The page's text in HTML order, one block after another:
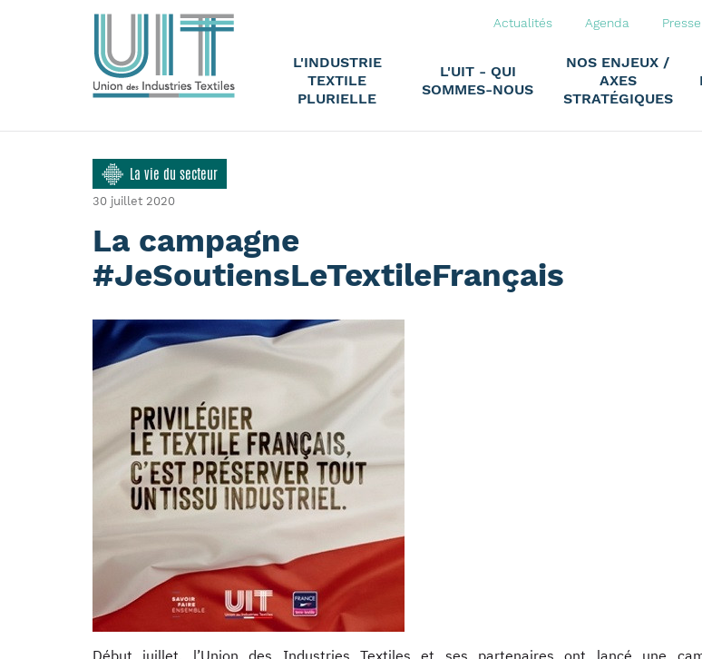
Actualités Agenda Presse
L'INDUSTRIE
TEXTILE
PLURIELLE
L'UIT - QUI
SOMMES-NOUS
NOS ENJEUX /
AXES
STRATÉGIQUES
La vie du secteur
30 juillet 2020
La campagne
#JeSoutiensLeTextileFrançais
Début juillet, l’Union des Industries Textiles et ses partenaires ont lancé une